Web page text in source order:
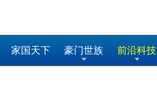
家国天下 豪门世族 前沿科技